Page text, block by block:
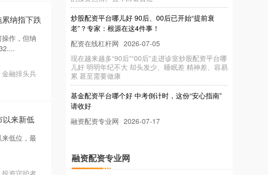
纳指下跌
作，但纳
融排头兵
以来新低
低位，最
资守护者
炒股配资平台哪儿好 90后、00后已开始“提前衰
老”？专家：根源在这4件事！
配资在线杠杆网 2026-07-05
现在越来越多“90后”“00后”走进诊室炒股配资平台哪
儿好 明明年纪不大 却头发少、睡眠差 精神差、容易
累 甚至需要做康
基金配资平台哪个好 中考倒计时，这份“安心指南”
请收好
融资配资专业网
基金配资平台哪个好 中考倒计时，这几个字本身已
在线股票配资开户 爱博诺德提名李训虎为第三届董
事会独立董事候选人，符合任职资格要求
融资配资专业网